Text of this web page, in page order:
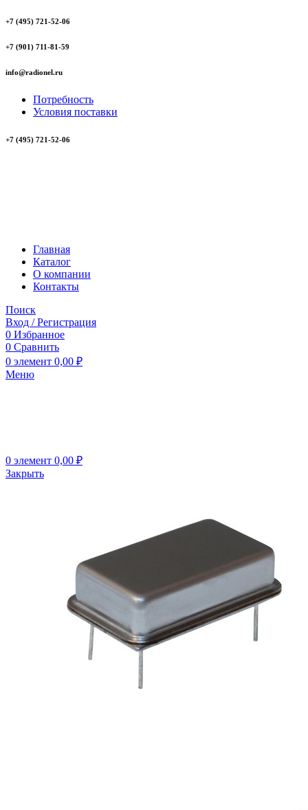
+7 (495) 721-52-06
+7 (901) 711-81-59
info@radionel.ru
Потребность
Условия поставки
+7 (495) 721-52-06
Главная
Каталог
О компании
Контакты
Поиск
Вход / Регистрация
0 Избранное
0 Сравнить
0 элемент 0,00 ₽
Меню
0 элемент 0,00 ₽
Закрыть